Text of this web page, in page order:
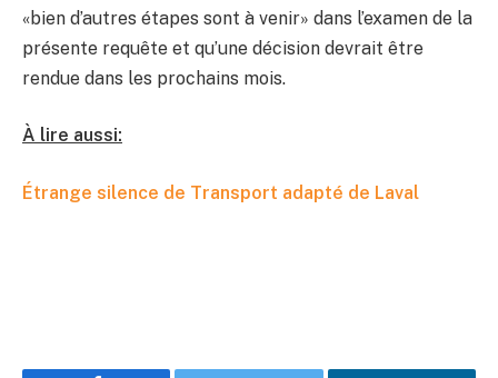
«bien d’autres étapes sont à venir» dans l’examen de la
présente requête et qu’une décision devrait être
rendue dans les prochains mois.
À lire aussi:
Étrange silence de Transport adapté de Laval